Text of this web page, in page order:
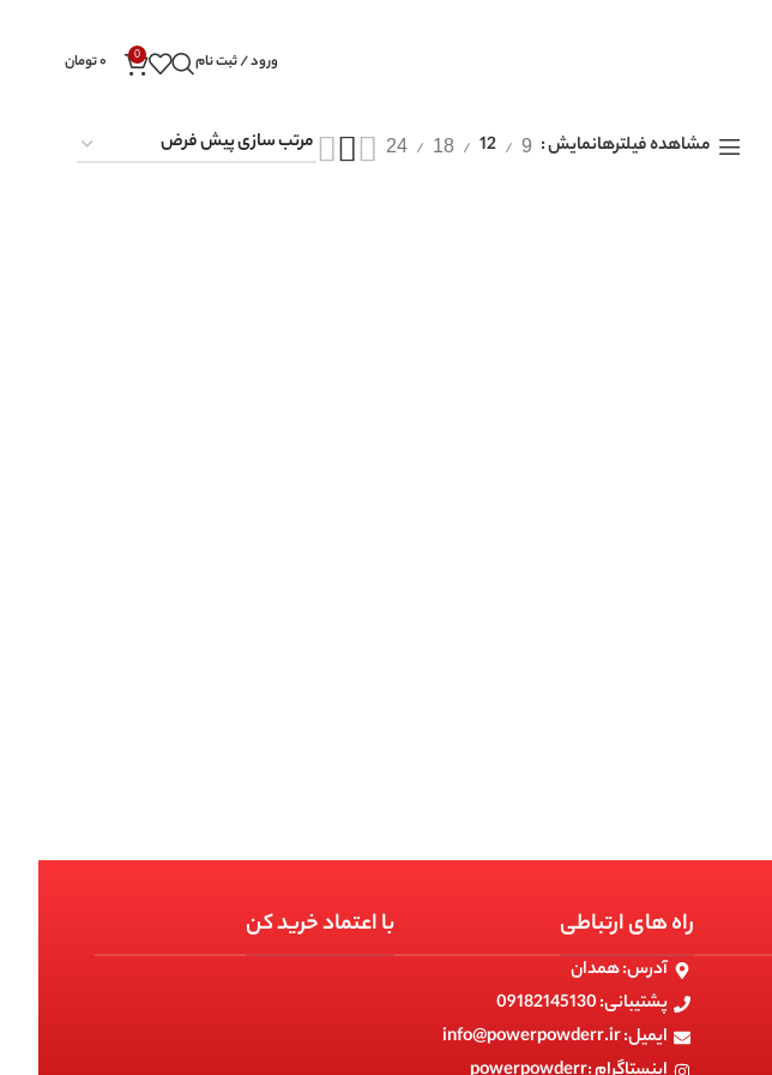
ورود / ثبت نام 0 ۰تومان
مشاهده فیلترهانمایش 9
12
18
24
راه های ارتباطی
آدرس: همدان
پشتیبانی: 09182145130
ایمیل: info@powerpowderr.ir
با اعتماد خرید کن